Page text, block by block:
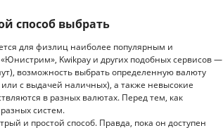
способ выбрать
для физлиц наиболее популярным и
Kwikpay и других подобных сервисов —
возможность выбрать определенную валюту
или с выдачей наличных), а также невысокие
в разных валютах. Перед тем, как
систем.
и простой способ. Правда, пока он доступен